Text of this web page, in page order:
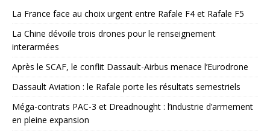
La France face au choix urgent entre Rafale F4 et Rafale F5
La Chine dévoile trois drones pour le renseignement
interarmées
Après le SCAF, le conflit Dassault-Airbus menace l’Eurodrone
Dassault Aviation : le Rafale porte les résultats semestriels
Méga-contrats PAC-3 et Dreadnought : l’industrie d’armement
en pleine expansion